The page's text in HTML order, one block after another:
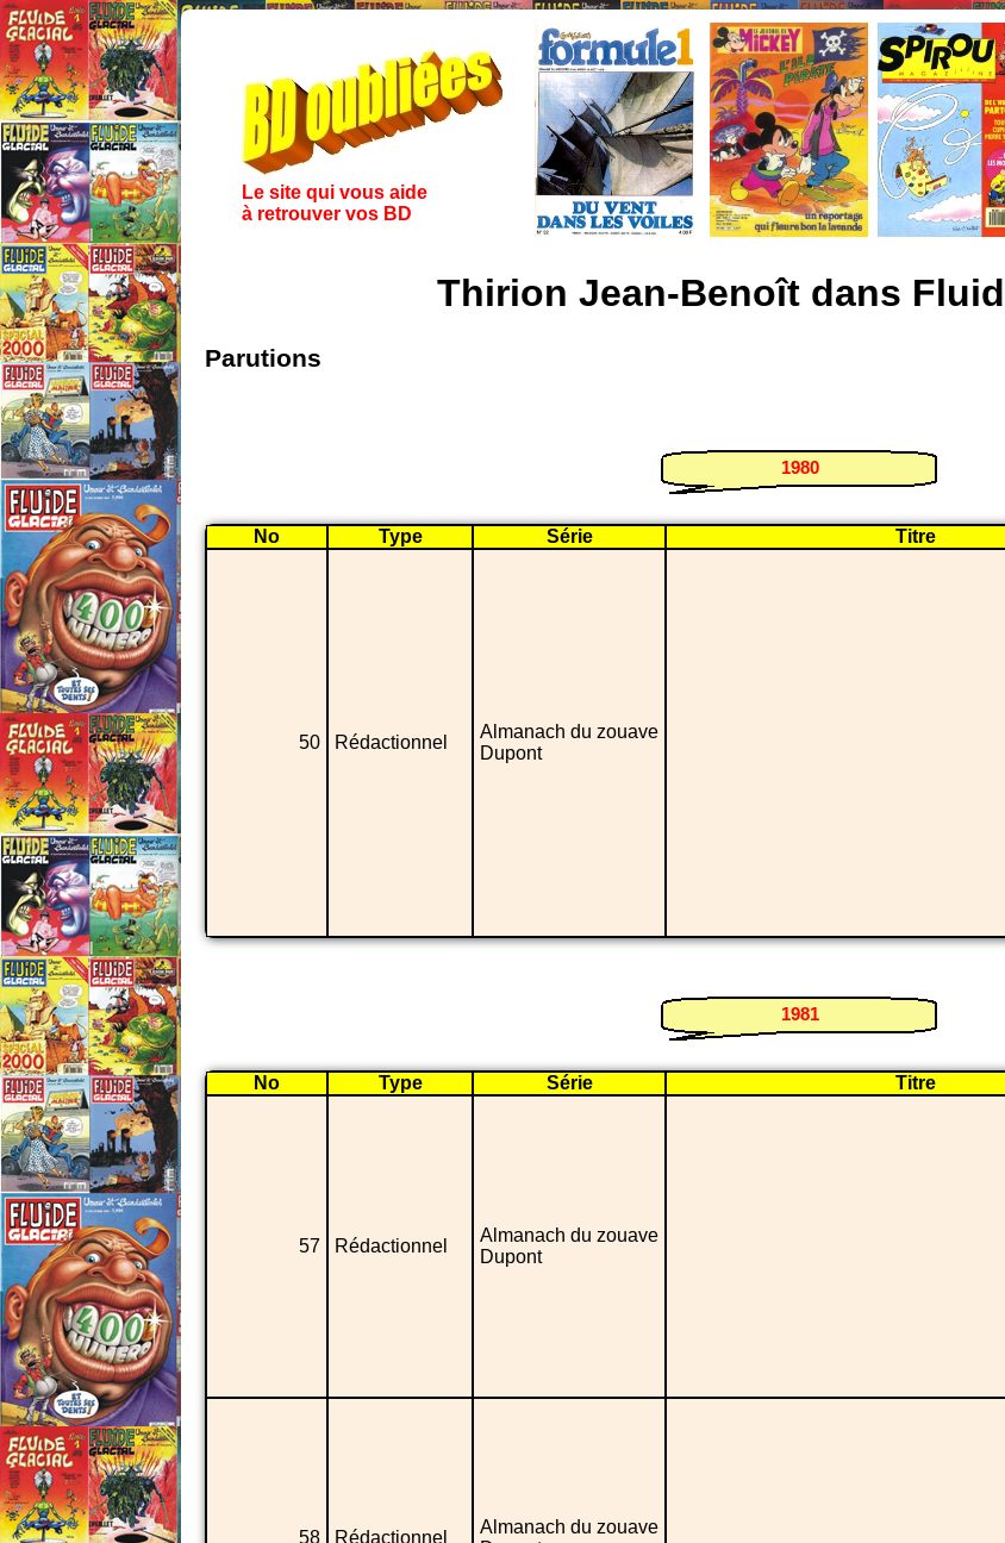
Le site qui vous aide
à retrouver vos BD
Thirion Jean-Benoît dans
Parutions
1980
No Type Série Titre
50 Rédactionnel
Almanach du zouave
Dupont
1981
No Type Série Titre
57 Rédactionnel
Almanach du zouave
Dupont
58 Rédactionnel
Almanach du zouave